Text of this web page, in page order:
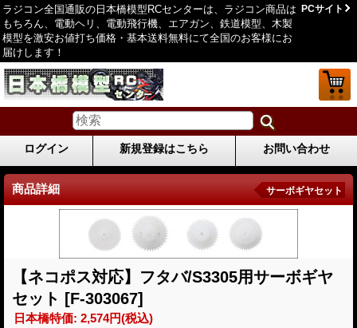
ラジコン全国通販の日本橋模型RCセンターは、ラジコン商品は
もちろん、電動ヘリ、電動飛行機、エアガン、鉄道模型、木製
模型を激安お値打ち価格・基本送料無料にて全国のお客様にお
届けします！
PCサイト
ログイン 新規登録はこちら お問い合わせ
商品詳細 サーボギヤセット
【ネコポス対応】フタバ/S3305用サーボギヤ
セット [F-303067]
日本橋特価: 2,574円(税込)